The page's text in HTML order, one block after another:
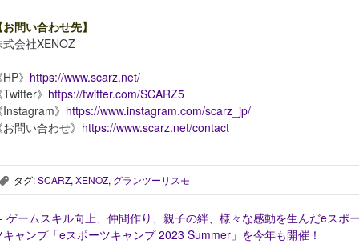
問い合わせ先】
式会社XENOZ
》 https://www.scarz.net/
》 https://twitter.com/SCARZ5
》 https://www.instagram.com/scarz_jp/
問い合わせ》 https://www.scarz.net/contact
タグ:SCARZ,XENOZ, グランツーリスモ
ゲームスキル向上、仲間作り、親子の絆、様々な感動を生んだeスポ
キャンプ「eスポーツキャンプ 2023 Summer」を今年も開催！